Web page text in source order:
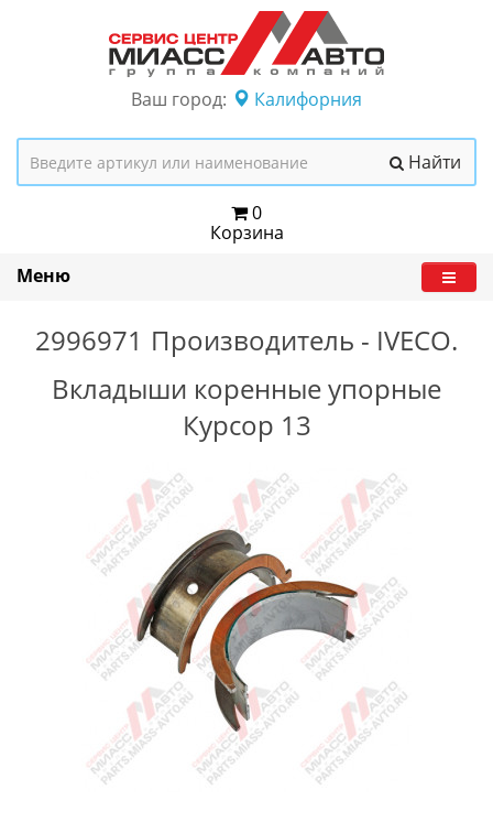
Ваш город: Калифорния
Найти
0
Корзина
Меню
2996971 Производитель - IVECO.
Вкладыши коренные упорные
Курсор 13